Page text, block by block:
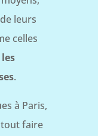
leurs
celles
les
.
à Paris,
faire